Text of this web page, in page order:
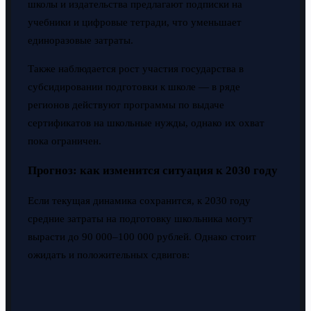
школы и издательства предлагают подписки на
учебники и цифровые тетради, что уменьшает
единоразовые затраты.
Также наблюдается рост участия государства в
субсидировании подготовки к школе — в ряде
регионов действуют программы по выдаче
сертификатов на школьные нужды, однако их охват
пока ограничен.
Прогноз: как изменится ситуация к 2030 году
Если текущая динамика сохранится, к 2030 году
средние затраты на подготовку школьника могут
вырасти до 90 000–100 000 рублей. Однако стоит
ожидать и положительных сдвигов: